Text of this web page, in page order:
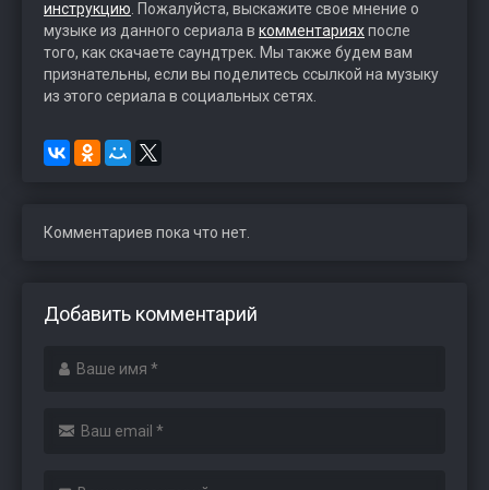
инструкцию . Пожалуйста, выскажите свое мнение о
музыке из данного сериала в комментарияхпосле
того, как скачаете саундтрек. Мы также будем вам
признательны, если вы поделитесь ссылкой на музыку
из этого сериала в социальных сетях.
Комментариев пока что нет.
Добавить комментарий